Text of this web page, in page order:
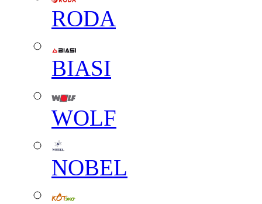
RODA
BIASI
WOLF
NOBEL